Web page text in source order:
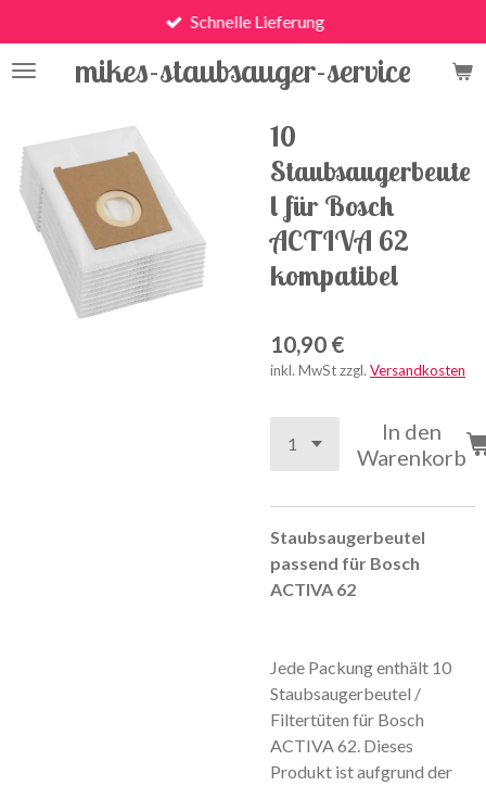
Hauptinhalt
springenmikes-staubsauger-service
Schnelle Lieferung
10
Staubsaugerbeute
l für Bosch
ACTIVA 62
kompatibel
10,90 €
inkl. MwSt zzgl. Versandkosten
In den
Warenkorb
Staubsaugerbeutel
passend für Bosch
ACTIVA 62
Jede Packung enthält 10
Staubsaugerbeutel /
Filtertüten für Bosch
ACTIVA 62. Dieses
Produkt ist aufgrund der